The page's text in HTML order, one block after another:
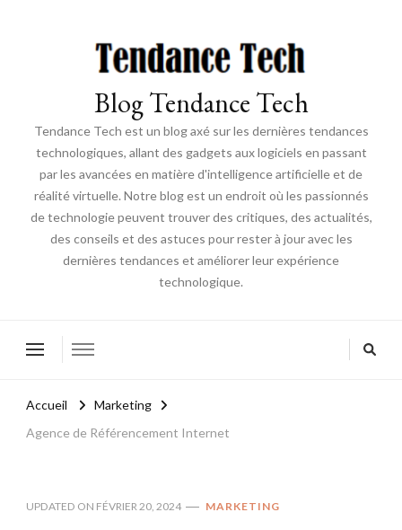
Blog Tendance Tech
Tendance Tech est un blog axé sur les dernières tendances
technologiques, allant des gadgets aux logiciels en passant
par les avancées en matière d'intelligence artificielle et de
réalité virtuelle. Notre blog est un endroit où les passionnés
de technologie peuvent trouver des critiques, des actualités,
des conseils et des astuces pour rester à jour avec les
dernières tendances et améliorer leur expérience
technologique.
Accueil
Marketing
Agence de Référencement Internet
UPDATED ON FÉVRIER 20, 2024 MARKETING